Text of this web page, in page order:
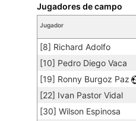
Jugador
[8] Richard Adolfo
[10] Pedro Diego Vaca
[19] Ronny Burgoz Paz
[22] Ivan Pastor Vidal
[30] Wilson Espinosa
Jugadores de campo